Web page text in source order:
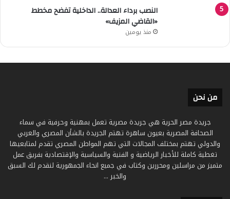
النصب برداء العدالة.. الداخلية تفضح مخطط
«القاضي المزيف»
منذ يومين
من نحن
جريدة مصر الحرية هي جريدة مصرية تعمل بمهنية وحرفية في سماء
الصحافة المصرية بعيون ساهرة تهتم الجريدة بالشأن المصري والعربي
والدولي تهتم بمختلف المجالات التي تهم المواطن المصري تقدم لمتابعيها
تغطية كاملة للأخبار الرياضية و الفنية والسياسية والإقتصادية بفريق عمل
متميز من مراسلين ومحررين وكتاب في جميع انحاء الجمهورية لنقدم لك السبق
والخبر ...